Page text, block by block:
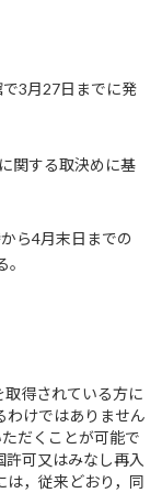
3月27日までに発
関する取決めに基
ら4月末日までの
得されている方に
わけではありません
だくことが可能で
可又はみなし再入
は，従来どおり，同